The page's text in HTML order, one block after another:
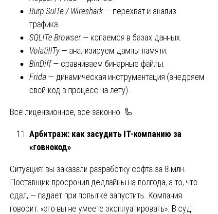
Burp SuITe / Wireshark — перехват и анализ
трафика.
SQLITe Browser— копаемся в базах данных.
VolatilITy— анализируем дампы памяти.
BinDiff— сравниваем бинарные файлы.
Frida — динамическая инструментация (внедряем
свой код в процесс на лету).
Всё лицензионное, всё законно. 🦾
Арбитраж: как засудить IT-компанию за
«говнокод»
Ситуация: вы заказали разработку софта за 8 млн.
Поставщик просрочил дедлайны на полгода, а то, что
сдал, — падает при попытке запустить. Компания
говорит: «это вы не умеете эксплуатировать». В суд!